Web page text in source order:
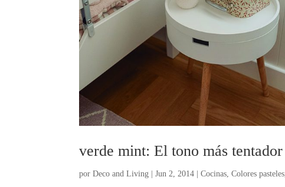
verde mint: El tono más tentador
porDeco and Living |Jun 2, 2014 |Cocinas ,Colores pasteles